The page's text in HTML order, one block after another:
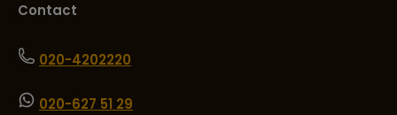
Contact
020-4202220
020-627 51 29